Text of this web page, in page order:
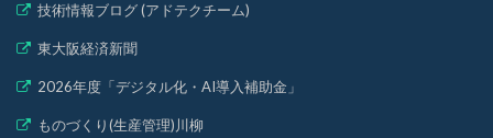
技術情報ブログ (アドテクチーム)
東大阪経済新聞
2026年度「デジタル化・AI導入補助金」
ものづくり(生産管理)川柳